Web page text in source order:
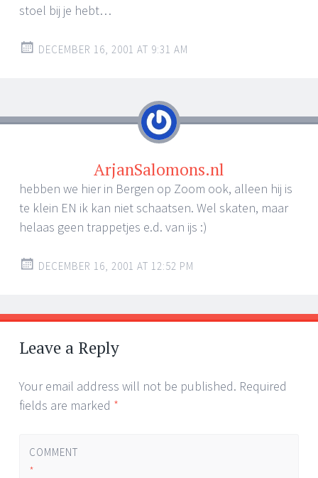
stoel bij je hebt…
DECEMBER 16, 2001 AT 9:31 AM
ArjanSalomons.nl
hebben we hier in Bergen op Zoom ook, alleen hij is
te klein EN ik kan niet schaatsen. Wel skaten, maar
helaas geen trappetjes e.d. van ijs :)
DECEMBER 16, 2001 AT 12:52 PM
Leave a Reply
Your email address will not be published. Required
fields are marked *
COMMENT
*